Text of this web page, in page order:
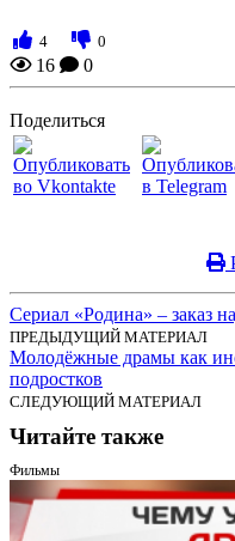
4 0
16 0
Поделиться
Сериал «Родина» – заказ
ПРЕДЫДУЩИЙ МАТЕРИАЛ
Молодёжные драмы как
подростков
СЛЕДУЮЩИЙ МАТЕРИАЛ
Читайте также
Фильмы